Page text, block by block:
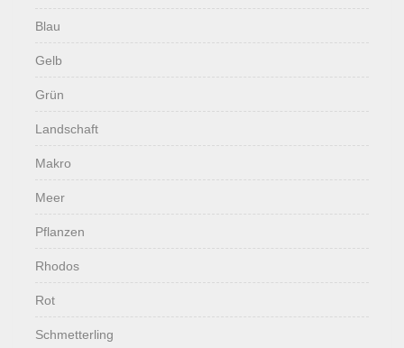
Blau
Gelb
Grün
Landschaft
Makro
Meer
Pflanzen
Rhodos
Rot
Schmetterling